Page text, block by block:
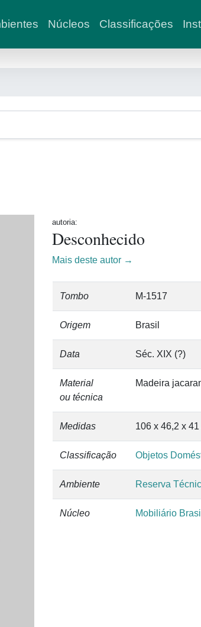
Núcleos Classificações
autoria:
Desconhecido
Mais deste autor →
Tombo M-1517
Origem Brasil
Data Séc. XIX (?)
Material
ou técnica
Madeira
Medidas 106 x 46,2 x
Classificação Objetos
Ambiente Reserva
Núcleo Mobiliário